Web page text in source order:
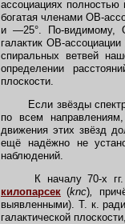
ассоциациях
богатая членами ОВ-
и —25°. По-видимому,
галактик ОВ-
спиральных ветвей
определении
плоскости.
Если звёзды
по всем
движения этих звёзд
ещё надёжно не
наблюдений.
К началу 70-х гг.
килопарсек (knc)
выявленными). Т. к.
галактической